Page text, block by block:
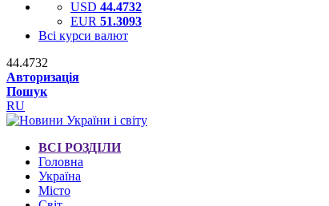
USD 44.4732
EUR 51.3093
Всі курси валют
44.4732
Авторизація
Пошук
RU
ВСІ РОЗДІЛИ
Головна
Україна
Місто